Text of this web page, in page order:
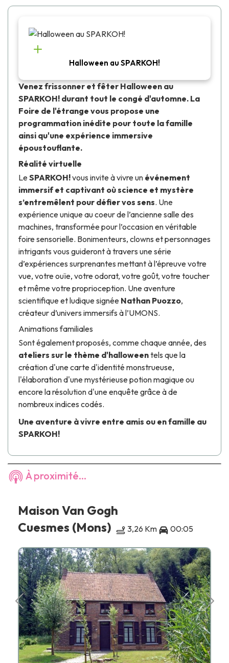
Halloween au SPARKOH!
Venez frissonner et fêter Halloween au
SPARKOH! durant tout le congé d'automne. La
Foire de l'étrange vous propose une
programmation inédite pour toute la famille
ainsi qu'une expérience immersive
époustouflante.
Réalité virtuelle
LeSPARKOH!vous invite à vivre un événement
immersif et captivant où science et mystère
s’entremêlent pour défier vos sens. Une
expérience unique au coeur de l’ancienne salle des
machines, transformée pour l’occasion en véritable
foire sensorielle. Bonimenteurs, clowns et personnages
intrigants vous guideront à travers une série
d’expériences surprenantes mettant à l’épreuve votre
vue, votre ouïe, votre odorat, votre goût, votre toucher
et même votre proprioception. Une aventure
scientifique et ludique signée Nathan Puozzo,
créateur d’univers immersifs à l’UMONS.
Animations familiales
Sont également proposés, comme chaque année, des
ateliers sur le thème d'halloweentels que la
création d'une carte d'identité monstrueuse,
l'élaboration d'une mystérieuse potion magique ou
encore la résolution d'une enquête grâce à de
nombreux indices codés.
Une aventure à vivre entre amis ou en famille au
SPARKOH!
À proximité...
Maison Van Gogh
Cuesmes (Mons)
3,26 Km 00:05